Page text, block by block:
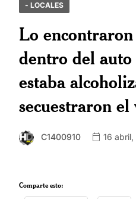
- LOCALES
Lo
dentro del auto
estaba
secuestraron el
C1400910 16
Comparte esto: